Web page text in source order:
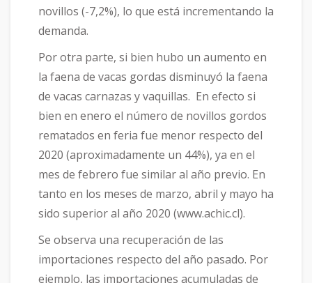
novillos (-7,2%), lo que está incrementando la
demanda.
Por otra parte, si bien hubo un aumento en
la faena de vacas gordas disminuyó la faena
de vacas carnazas y vaquillas. En efecto si
bien en enero el número de novillos gordos
rematados en feria fue menor respecto del
2020 (aproximadamente un 44%), ya en el
mes de febrero fue similar al año previo. En
tanto en los meses de marzo, abril y mayo ha
sido superior al año 2020 (www.achic.cl).
Se observa una recuperación de las
importaciones respecto del año pasado. Por
ejemplo, las importaciones acumuladas de